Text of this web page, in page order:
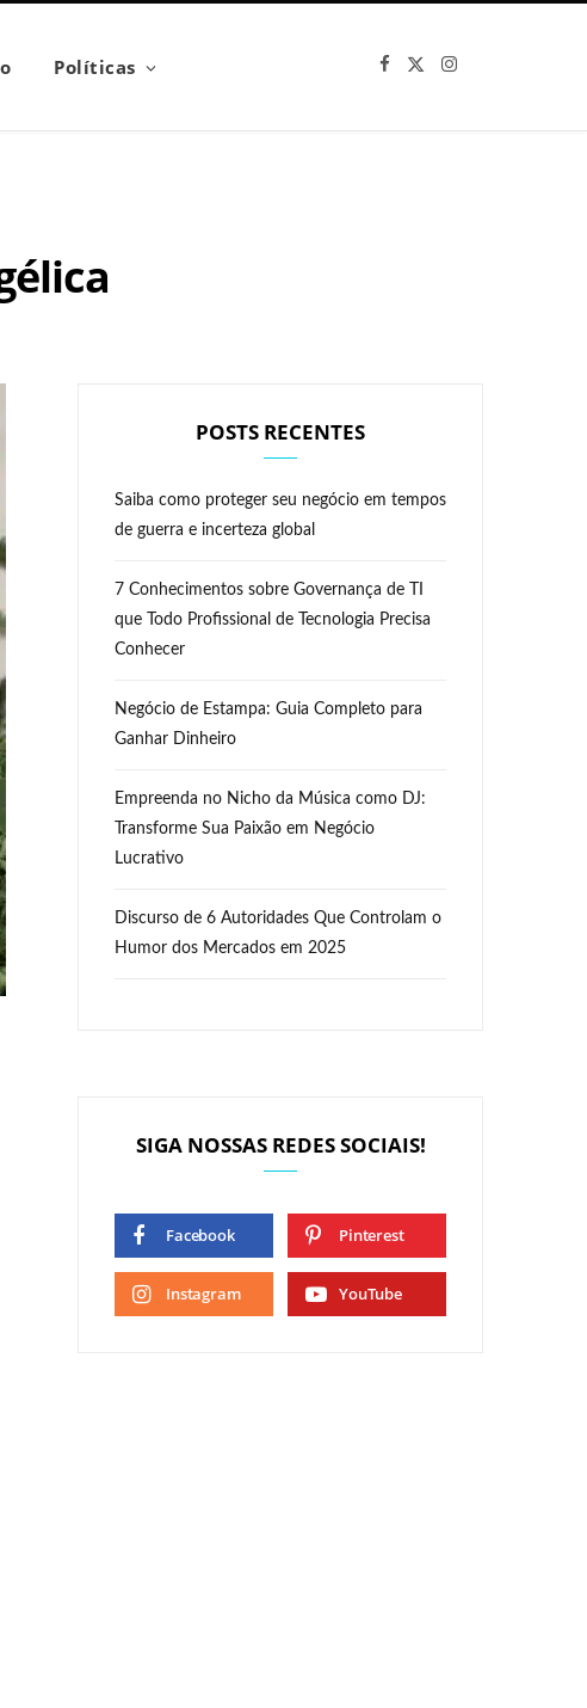
Políticas
b
i
I
a
POSTS RECENTES
Saiba como proteger seu negócio em tempos
de guerra e incerteza global
7 Conhecimentos sobre Governança de TI
que Todo Profissional de Tecnologia Precisa
Conhecer
Negócio de Estampa: Guia Completo para
Ganhar Dinheiro
Empreenda no Nicho da Música como DJ:
Transforme Sua Paixão em Negócio
Lucrativo
Discurso de 6 Autoridades Que Controlam o
Humor dos Mercados em 2025
SIGA NOSSAS REDES SOCIAIS!
Facebook Pinterest
Instagram YouTube